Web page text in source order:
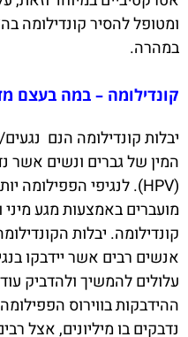
ומטופל להסיר קונדילומה
במהרה.
קונדילומה – במה בעצם
יבלות קונדילומה הנם
המין של גברים ונשים אשר
מועברים באמצעות מגע מיני
קונדילומה. יבלות
אנשים רבים אשר יידבקו
עלולים להמשיך ולהדביק
ההידבקות בווירוס
נדבקים בו מיליונים, אצל